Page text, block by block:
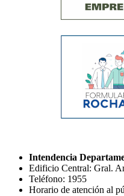
Intendencia
Edificio Central: Gral.
Teléfono: 1955
Horario de atención al